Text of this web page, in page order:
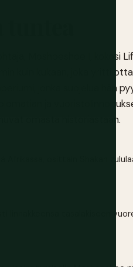
Moshoeshoe I, kokosi
kuin kukaan, joka yritti
jonka suojelua hän
ja
omasta historiastaan.
osittain Shakan
linnakkeensa tasalakiseen